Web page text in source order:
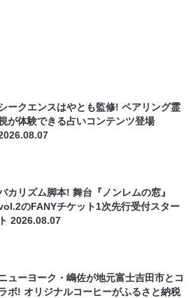
ークエンスはやとも監修! ペアリング霊
が体験できる占いコンテンツ登場
カリズム脚本! 舞台『ノンレムの窓』
のFANYチケット1次先行受付スター
ト2026.08.07
ューヨーク・嶋佐が地元富士吉田市とコ
ボ! オリジナルコーヒーがふるさと納税